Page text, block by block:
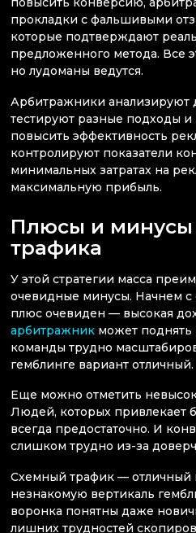
прокладки с фальшивыми
которые подтверждают
предложенного метода. Все
но лудоманы ведутся.
Арбитражники анализируют
тестируют разные подходы и
повысить эффективность
контролируют показатели
минимальных затратах на
максимальную прибыль.
Плюсы и минусы
трафика
У этой стратегии масса
очевидные минусы. Начнем
плюс очевиден — высокая
арбитражник может поднять
команды трудно
гемблинге вариант отличный.
Еще можно отметить
Людей, которых привлекает
всегда предостаточно. И
слишком трудно из-за
Схемный трафик — отличный
незнакомую вертикаль
воронка понятны даже
лишних трудностей